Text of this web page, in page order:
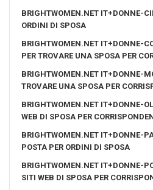
BRIGHTWOMEN.NET IT+DONNE-
ORDINI DI SPOSA
BRIGHTWOMEN.NET IT+DONNE-
PER TROVARE UNA SPOSA PER
BRIGHTWOMEN.NET IT+DONNE-
TROVARE UNA SPOSA PER
BRIGHTWOMEN.NET IT+DONNE-
WEB DI SPOSA PER
BRIGHTWOMEN.NET IT+DONNE-
POSTA PER ORDINI DI SPOSA
BRIGHTWOMEN.NET IT+DONNE-
SITI WEB DI SPOSA PER